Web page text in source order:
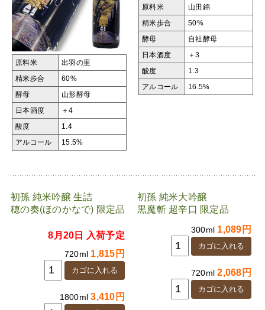
原料米 出羽の里
精米歩合 60%
酵母 山形酵母
日本酒度 ＋4
酸度 1.4
アルコール 15.5%
原料米 山田錦
精米歩合 50%
酵母 自社酵母
日本酒度 ＋3
酸度 1.3
アルコール 16.5%
初孫 純米吟醸 生詰
穂の奏(ほのかなで) 限定品
8月20日 入荷予定
720ml 1,815円
1800ml3,410円
初孫 純米大吟醸
黒魔斬 超辛口 限定品
300ml 1,089円
720ml2,068円